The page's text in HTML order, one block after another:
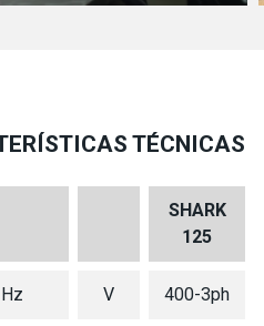
TÉCNICAS
SHARK
125
V 400-3ph